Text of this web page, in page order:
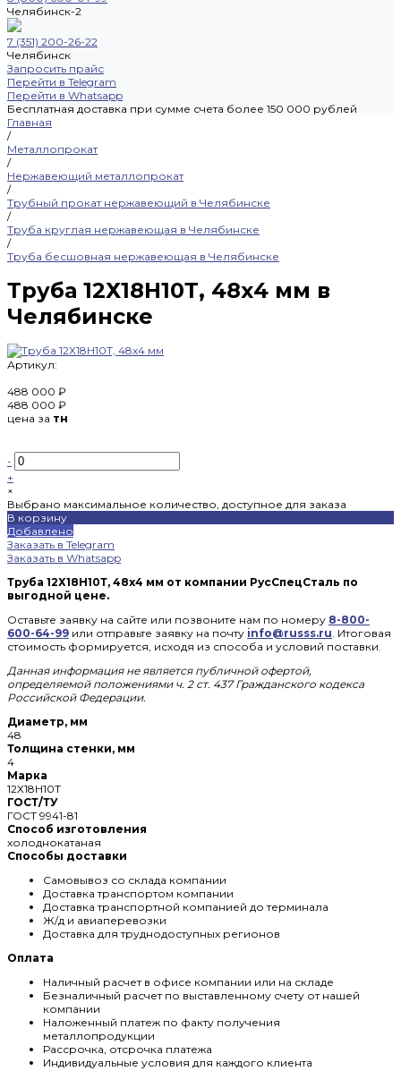
Челябинск-2
7 (351) 200-26-22
Челябинск
Запросить прайс
Перейти в Telegram
Перейти в Whatsapp
Бесплатная доставка при сумме счета более 150 000 рублей
Главная
/
Металлопрокат
/
Нержавеющий металлопрокат
/
Трубный прокат нержавеющий в Челябинске
/
Труба круглая нержавеющая в Челябинске
/
Труба бесшовная нержавеющая в Челябинске
Труба 12Х18Н10Т, 48х4 мм в
Челябинске
Артикул:
488 000 ₽
488 000 ₽
цена за тн
-
+
×
Выбрано максимальное количество, доступное для заказа
В корзину
Добавлено
Заказать в Telegram
Заказать в Whatsapp
Труба 12Х18Н10Т, 48х4 мм от компании РусСпецСталь по
выгодной цене.
Оставьте заявку на сайте или позвоните нам по номеру 8-800-
600-64-99 или отправьте заявку на почту info@russs.ru. Итоговая
стоимость формируется, исходя из способа и условий поставки.
Данная информация не является публичной офертой,
определяемой положениями ч. 2 ст. 437 Гражданского кодекса
Российской Федерации.
Диаметр, мм
48
Толщина стенки, мм
4
Марка
12Х18Н10Т
ГОСТ/ТУ
ГОСТ 9941-81
Способ изготовления
холоднокатаная
Способы доставки
Самовывоз со склада компании
Доставка транспортом компании
Доставка транспортной компанией до терминала
Ж/д и авиаперевозки
Доставка для труднодоступных регионов
Оплата
Наличный расчет в офисе компании или на складе
Безналичный расчет по выставленному счету от нашей
компании
Наложенный платеж по факту получения
металлопродукции
Рассрочка, отсрочка платежа
Индивидуальные условия для каждого клиента